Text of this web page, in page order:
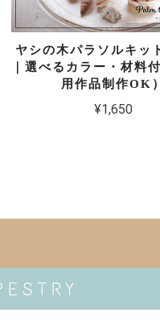
ヤシの木パラソルキッ
｜選べるカラー・材料
用作品制作OK）
¥1,650